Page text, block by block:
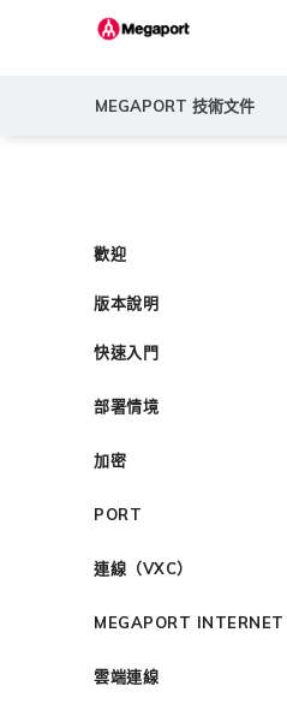
MEGAPORT 技術文件
歡迎
版本說明
快速入門
快速開始
設定 Megaport 帳戶
建立帳戶
設定單一登入
邀請使用者加入帳戶
設定財務資訊
瞭解服務頁面
瞭解位置資訊
位置 ID
合作夥伴代管帳戶
部署情境
常見多雲連線情境
使用 Megaport 解決方
以服務供應商身分使用
Megaport API 管理連線
Megaport 全球網狀
加密
IPsec
高速跨雲加密
PORT
訂購交叉連接
訂購本地迴路
鏈路聚合群組（LAG）
連線（VXC）
遷移 VXC
MEGAPORT INTERNET
路由指南
雲端連線